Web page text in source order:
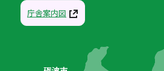
庁舎案内図